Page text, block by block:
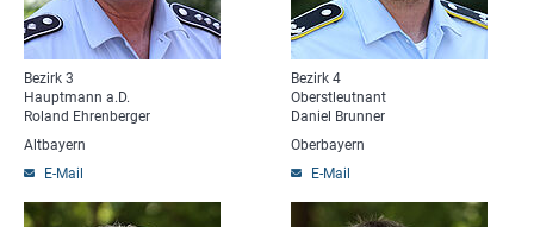
Bezirk 3
Hauptmann a.D.
Roland Ehrenberger
Altbayern
E-Mail
Bezirk 4
Oberstleutnant
Daniel Brunner
Oberbayern
E-Mail